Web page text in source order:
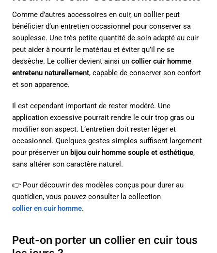
Comme d’autres accessoires en cuir, un collier peut
bénéficier d’un entretien occasionnel pour conserver sa
souplesse. Une très petite quantité de soin adapté au cuir
peut aider à nourrir le matériau et éviter qu’il ne se
dessèche. Le collier devient ainsi un collier cuir homme
entretenu naturellement, capable de conserver son confort
et son apparence.
Il est cependant important de rester modéré. Une
application excessive pourrait rendre le cuir trop gras ou
modifier son aspect. L’entretien doit rester léger et
occasionnel. Quelques gestes simples suffisent largement
pour préserver un bijou cuir homme souple et esthétique,
sans altérer son caractère naturel.
👉 Pour découvrir des modèles conçus pour durer au
quotidien, vous pouvez consulter la collection
collier en cuir homme.
Peut-on porter un collier en cuir tous